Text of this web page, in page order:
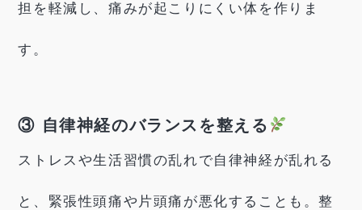
担を軽減し、痛みが起こりにくい体を作りま
す。
③ 自律神経のバランスを整える
ストレスや生活習慣の乱れで自律神経が乱れる
と、緊張性頭痛や片頭痛が悪化することも。整